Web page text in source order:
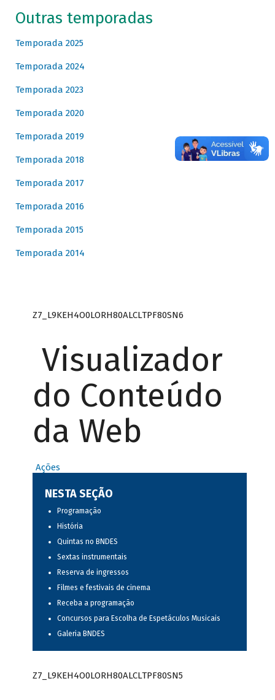
Outras temporadas
Temporada 2025
Temporada 2024
Temporada 2023
Temporada 2020
Temporada 2019
Temporada 2018
Temporada 2017
Temporada 2016
Temporada 2015
Temporada 2014
Z7_L9KEH4O0LORH80ALCLTPF80SN6
Visualizador
do Conteúdo
da Web
Ações
NESTA SEÇÃO
Programação
História
Quintas no BNDES
Sextas instrumentais
Reserva de ingressos
Filmes e festivais de cinema
Receba a programação
Concursos para Escolha de Espetáculos Musicais
Galeria BNDES
Z7_L9KEH4O0LORH80ALCLTPF80SN5